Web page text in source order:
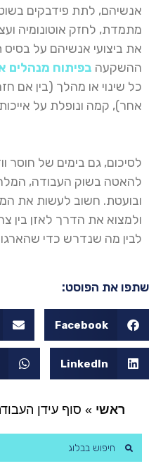
ראשי » סוף עידן
אנשיהם, לתת פידבקים
מתמדת, לחזק אוטונומיה
את ביצועי אנשיהם על בסיס
ההשקעה בפיתוח מנהלים
כל שינוי או מהלך (בין אם
אחר), קמה ונופלת על
לסיכום, גם בימים של חוסר
להאטה בשוק העבודה,
ובועטת. חשוב לעשות את
ולמצוא את הדרך לאזן בין
לבין מה שנדרש כדי
שתפו את הפוסט:
Facebook
LinkedIn